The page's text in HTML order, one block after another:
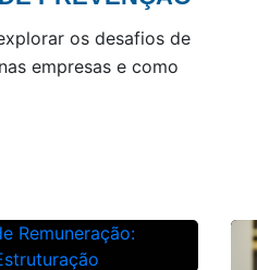
os desafios de
empresas e como